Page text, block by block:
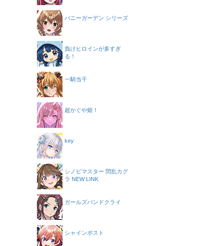
バニーガーデン シリーズ
負けヒロインが多すぎ
る！
一騎当千
超かぐや姫！
key
シノビマスター 閃乱カグ
ラ NEW LINK
ガールズバンドクライ
シャインポスト